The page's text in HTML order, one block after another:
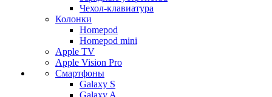
Чехол-клавиатура
Колонки
Homepod
Homepod mini
Apple TV
Apple Vision Pro
Смартфоны
Galaxy S